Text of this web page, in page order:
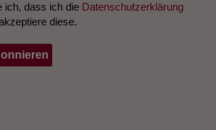
ich, dass ich die Datenschutzerklärung
diese.